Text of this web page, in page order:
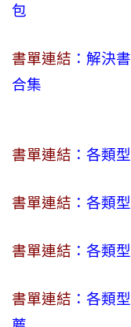
包
書單連結 ：解決
合集
書單連結 ：各類
書單連結 ：各類
書單連結 ：各類
書單連結 ：各類